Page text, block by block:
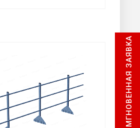
МГНОВЕННАЯ ЗАЯВКА